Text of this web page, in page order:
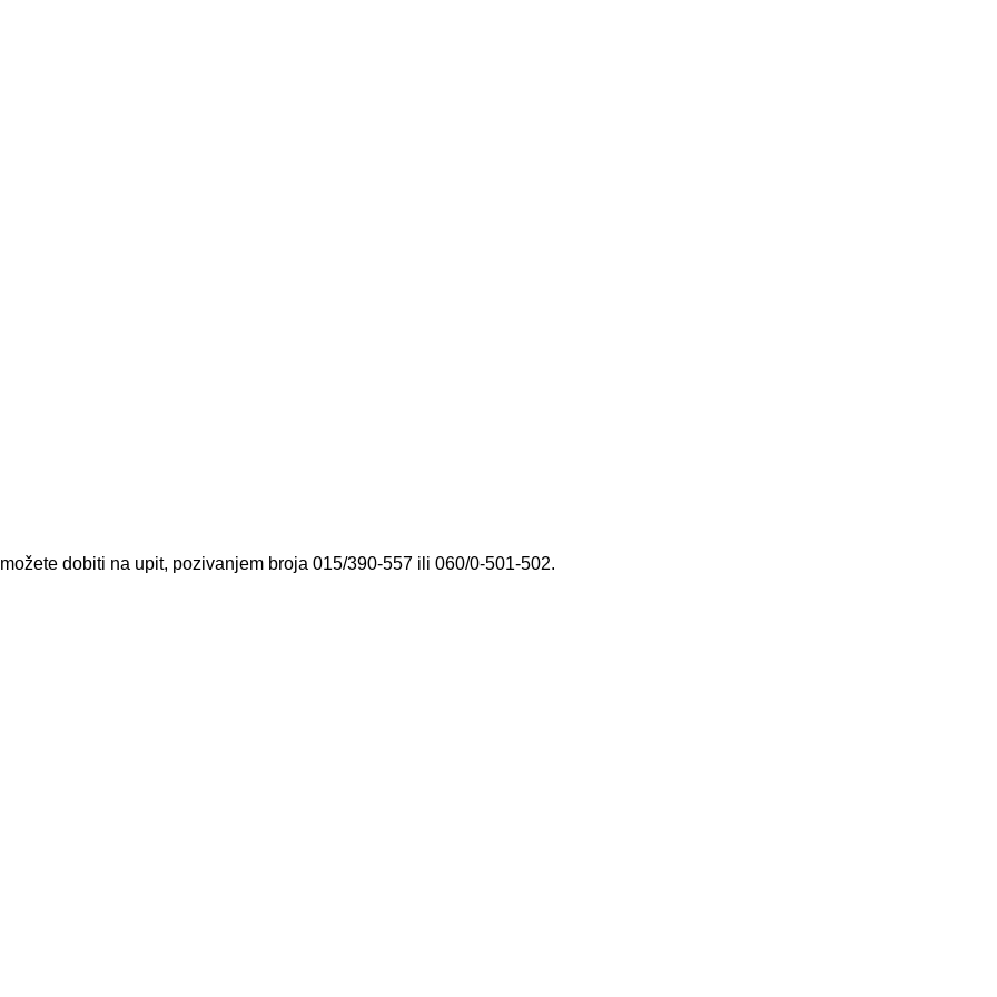
dobiti na upit, pozivanjem broja 015/390-557 ili 060/0-501-502.